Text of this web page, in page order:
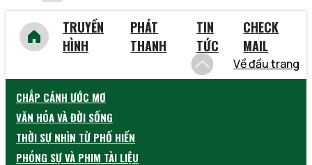
TRUYỀN
HÌNH
PHÁT
THANH
TIN
TỨC
CHECK
MAIL
Về đầu trang
CHẮP CÁNH ƯỚC MƠ
VĂN HÓA VÀ ĐỜI SỐNG
THỜI SỰ NHÌN TỪ PHỐ HIẾN
PHÓNG SỰ VÀ PHIM TÀI LIỆU